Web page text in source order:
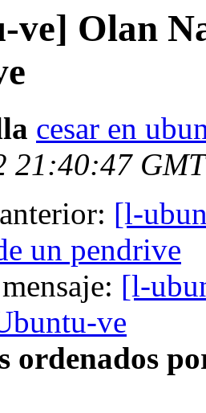
ve] Olan
cesar en
21:40:47
[l-
un pendrive
[l-
ve
ordenados